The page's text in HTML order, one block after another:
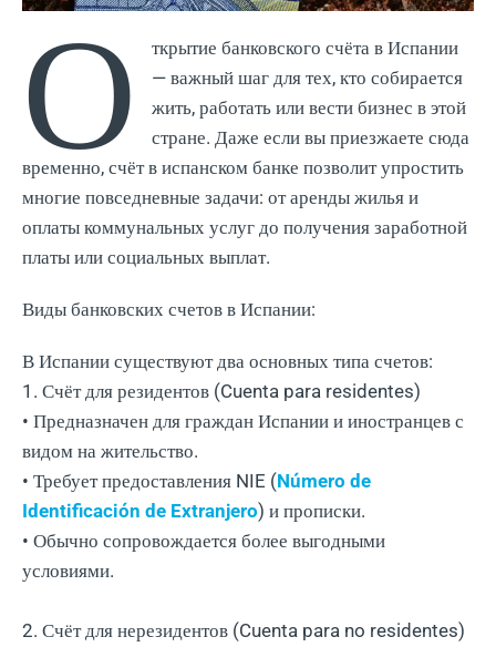
О
ткрытие банковского счёта в Испании
— важный шаг для тех, кто собирается
жить, работать или вести бизнес в этой
стране. Даже если вы приезжаете сюда
временно, счёт в испанском банке позволит упростить
многие повседневные задачи: от аренды жилья и
оплаты коммунальных услуг до получения заработной
платы или социальных выплат.
Виды банковских счетов в Испании:
В Испании существуют два основных типа счетов:
1. Счёт для резидентов (Cuenta para residentes)
• Предназначен для граждан Испании и иностранцев с
видом на жительство.
• Требует предоставления NIE (Número de
Identificación de Extranjero) и прописки.
• Обычно сопровождается более выгодными
условиями.
2. Счёт для нерезидентов (Cuenta para no residentes)